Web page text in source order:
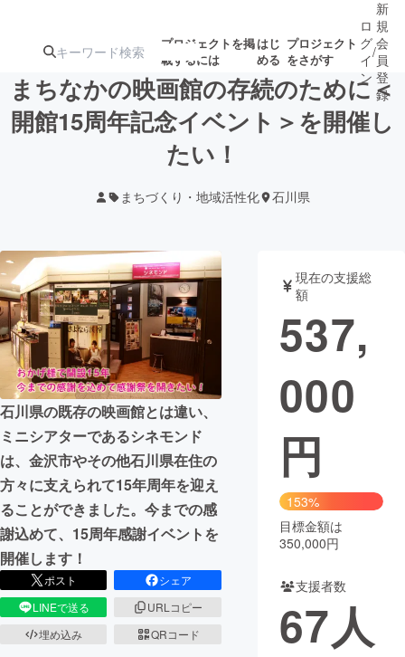
プロジェクトを掲
載するには
はじ
める
プロジェクト
をさがす
注目の新着プロ 募集終了が近いプ
テクノロジー・ガジェット
映像・映画 書籍・雑誌
ビジネス・起業 チャレンジ
まちづくり・地域活性化
CAMPFIRE for Social Good
CAMPFIRE Creation
CAMPFIREふるさと納税machi-ya コミュニティ
ロ
グ
イ
ン
/
新
規
会
員
登
録
まちなかの映画館の存続のために＜
開館15周年記念イベント＞を開催し
たい！
まちづくり・地域活性化 石川県
石川県の既存の映画館とは違い、
ミニシアターであるシネモンド
は、金沢市やその他石川県在住の
方々に支えられて15年周年を迎え
ることができました。今までの感
謝込めて、15周年感謝イベントを
開催します！
ポスト
シェア
LINEで送る
URLコピー
埋め込み
QRコード
現在の支援総
額
537,
000
円
153%
目標金額は
350,000円
支援者数
67人